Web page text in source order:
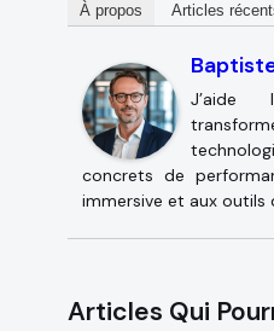
À propos Articles
J’aide
concrets de
immersive et aux outils
Articles Qui